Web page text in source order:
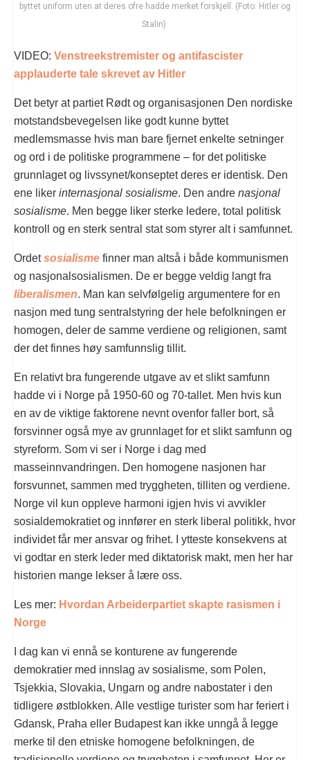
byttet uniform uten at deres ofre hadde merket forskjell. (Foto: Hitler og
Stalin).
VIDEO: Venstreekstremister og antifascister
applauderte tale skrevet av Hitler
Det betyr at partiet Rødt og organisasjonen Den nordiske
motstandsbevegelsen like godt kunne byttet
medlemsmasse hvis man bare fjernet enkelte setninger
og ord i de politiske programmene – for det politiske
grunnlaget og livssynet/konseptet deres er identisk. Den
ene liker internasjonal sosialisme. Den andre nasjonal
sosialisme. Men begge liker sterke ledere, total politisk
kontroll og en sterk sentral stat som styrer alt i samfunnet.
Ordetsosialisme finner man altså i både kommunismen
og nasjonalsosialismen. De er begge veldig langt fra
liberalismen. Man kan selvfølgelig argumentere for en
nasjon med tung sentralstyring der hele befolkningen er
homogen, deler de samme verdiene og religionen, samt
der det finnes høy samfunnslig tillit.
En relativt bra fungerende utgave av et slikt samfunn
hadde vi i Norge på 1950-60 og 70-tallet. Men hvis kun
en av de viktige faktorene nevnt ovenfor faller bort, så
forsvinner også mye av grunnlaget for et slikt samfunn og
styreform. Som vi ser i Norge i dag med
masseinnvandringen. Den homogene nasjonen har
forsvunnet, sammen med tryggheten, tilliten og verdiene.
Norge vil kun oppleve harmoni igjen hvis vi avvikler
sosialdemokratiet og innfører en sterk liberal politikk, hvor
individet får mer ansvar og frihet. I ytteste konsekvens at
vi godtar en sterk leder med diktatorisk makt, men her har
historien mange lekser å lære oss.
Les mer: Hvordan Arbeiderpartiet skapte rasismen i
Norge
I dag kan vi ennå se konturene av fungerende
demokratier med innslag av sosialisme, som Polen,
Tsjekkia, Slovakia, Ungarn og andre nabostater i den
tidligere østblokken. Alle vestlige turister som har feriert i
Gdansk, Praha eller Budapest kan ikke unngå å legge
merke til den etniske homogene befolkningen, de